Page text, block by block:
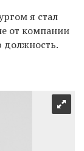
я стал
от компании
должность.